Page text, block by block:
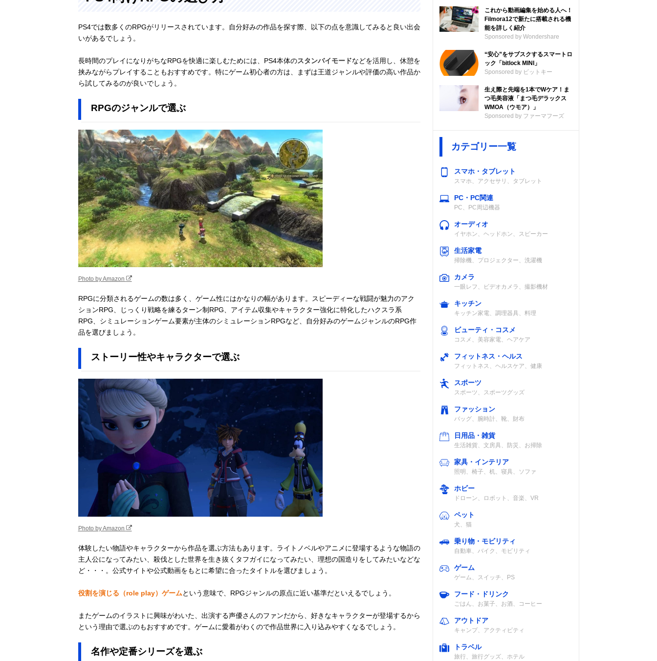
PS4では数多くのRPGがリリースされています。自分好みの作品を探す際、以下の点を意識してみると良い出会
いがあるでしょう。
長時間のプレイになりがちなRPGを快適に楽しむためには、PS4本体のスタンバイモードなどを活用し、休憩を
挟みながらプレイすることもおすすめです。特にゲーム初心者の方は、まずは王道ジャンルや評価の高い作品か
ら試してみるのが良いでしょう。
RPGのジャンルで選ぶ
Photo by Amazon
RPGに分類されるゲームの数は多く、ゲーム性にはかなりの幅があります。スピーディーな戦闘が魅力のアク
ションRPG、じっくり戦略を練るターン制RPG、アイテム収集やキャラクター強化に特化したハクスラ系
RPG、シミュレーションゲーム要素が主体のシミュレーションRPGなど、自分好みのゲームジャンルのRPG作
品を選びましょう。
ストーリー性やキャラクターで選ぶ
Photo by Amazon
体験したい物語やキャラクターから作品を選ぶ方法もあります。ライトノベルやアニメに登場するような物語の
主人公になってみたい、殺伐とした世界を生き抜くタフガイになってみたい、理想の国造りをしてみたいなどな
ど・・・。公式サイトや公式動画をもとに希望に合ったタイトルを選びましょう。
役割を演じる（role play）ゲームという意味で、RPGジャンルの原点に近い基準だといえるでしょう。
またゲームのイラストに興味がわいた、出演する声優さんのファンだから、好きなキャラクターが登場するから
という理由で選ぶのもおすすめです。ゲームに愛着がわくので作品世界に入り込みやすくなるでしょう。
名作や定番シリーズを選ぶ
これから動画編集を始める人へ！
Filmora12で新たに搭載される機
能を詳しく紹介
Sponsored by Wondershare
“安心”をサブスクするスマートロ
ック「bitlock MINI」
Sponsored by ビットキー
生え際と先端を1本でWケア！ま
つ毛美容液「まつ毛デラックス
WMOA（ウモア）」
Sponsored by ファーマフーズ
カテゴリー一覧
スマホ・タブレット
スマホ、アクセサリ、タブレット
PC・PC関連
PC、PC周辺機器
オーディオ
イヤホン、ヘッドホン、スピーカー
生活家電
掃除機、プロジェクター、洗濯機
カメラ
一眼レフ、ビデオカメラ、撮影機材
キッチン
キッチン家電、調理器具、料理
ビューティ・コスメ
コスメ、美容家電、ヘアケア
フィットネス・ヘルス
フィットネス、ヘルスケア、健康
スポーツ
スポーツ、スポーツグッズ
ファッション
バッグ、腕時計、靴、財布
日用品・雑貨
生活雑貨、文房具、防災、お掃除
家具・インテリア
照明、椅子、机、寝具、ソファ
ホビー
ドローン、ロボット、音楽、VR
ペット
犬、猫
乗り物・モビリティ
自動車、バイク、モビリティ
ゲーム
ゲーム、スイッチ、PS
フード・ドリンク
ごはん、お菓子、お酒、コーヒー
アウトドア
キャンプ、アクティビティ
トラベル
旅行、旅行グッズ、ホテル